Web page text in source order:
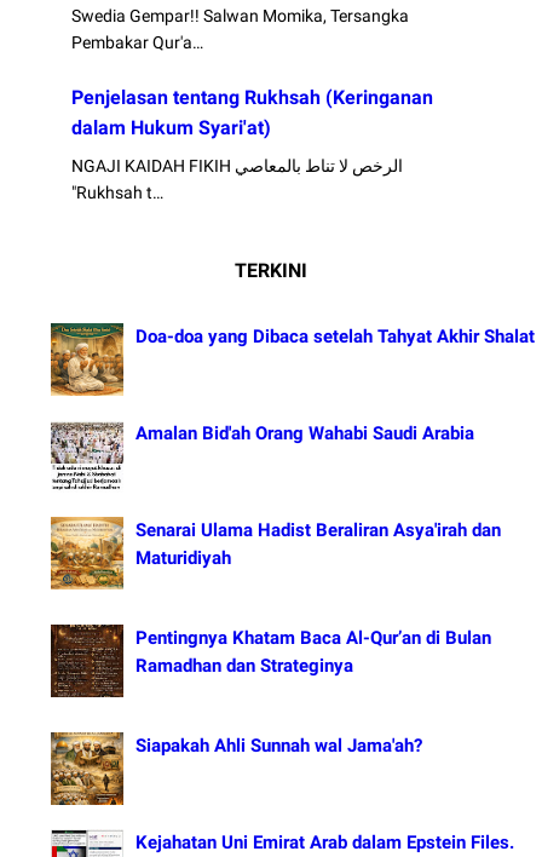
Swedia Gempar!! Salwan Momika, Tersangka
Pembakar Qur'a…
Penjelasan tentang Rukhsah (Keringanan
dalam Hukum Syari'at)
NGAJI KAIDAH FIKIH الرخص لا تناط بالمعاصي
"Rukhsah t…
TERKINI
Doa-doa yang Dibaca setelah Tahyat Akhir Shalat
Amalan Bid'ah Orang Wahabi Saudi Arabia
Senarai Ulama Hadist Beraliran Asya'irah dan
Maturidiyah
Pentingnya Khatam Baca Al-Qur’an di Bulan
Ramadhan dan Strateginya
Siapakah Ahli Sunnah wal Jama'ah?
Kejahatan Uni Emirat Arab dalam Epstein Files.